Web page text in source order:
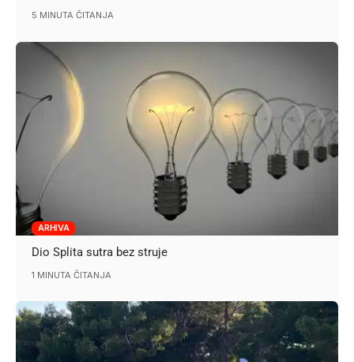
5 MINUTA ČITANJA
ARHIVA
Dio Splita sutra bez struje
1 MINUTA ČITANJA